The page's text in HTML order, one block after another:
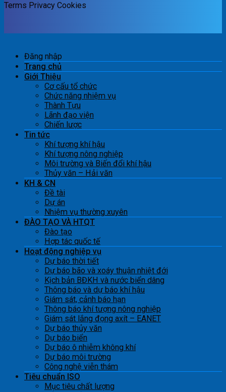
Terms Privacy Cookies
Đăng nhập
Trang chủ
Giới Thiệu
Cơ cấu tổ chức
Chức năng nhiệm vụ
Thành Tựu
Lãnh đạo viện
Chiến lược
Tin tức
Khí tượng khí hậu
Khí tượng nông nghiệp
Môi trường và Biến đổi khí hậu
Thủy văn – Hải văn
KH & CN
Đề tài
Dự án
Nhiệm vụ thường xuyên
ĐÀO TẠO VÀ HTQT
Đào tạo
Hợp tác quốc tế
Hoạt động nghiệp vụ
Dự báo thời tiết
Dự báo bão và xoáy thuận nhiệt đới
Kịch bản BĐKH và nước biển dâng
Thông báo và dự báo khí hậu
Giám sát, cảnh báo hạn
Thông báo khí tượng nông nghiệp
Giám sát lắng đọng axít – EANET
Dự báo thủy văn
Dự báo biển
Dự báo ô nhiễm không khí
Dự báo môi trường
Công nghệ viễn thám
Tiêu chuẩn ISO
Mục tiêu chất lượng